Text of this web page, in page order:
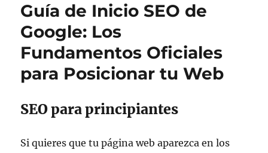
Guía de Inicio SEO de
Google: Los
Fundamentos Oficiales
para Posicionar tu Web
SEO para principiantes
Si quieres que tu página web aparezca en los